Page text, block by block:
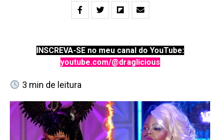
INSCREVA-SE no meu canal do YouTube:
youtube.com/@draglicious
3 min de leitura